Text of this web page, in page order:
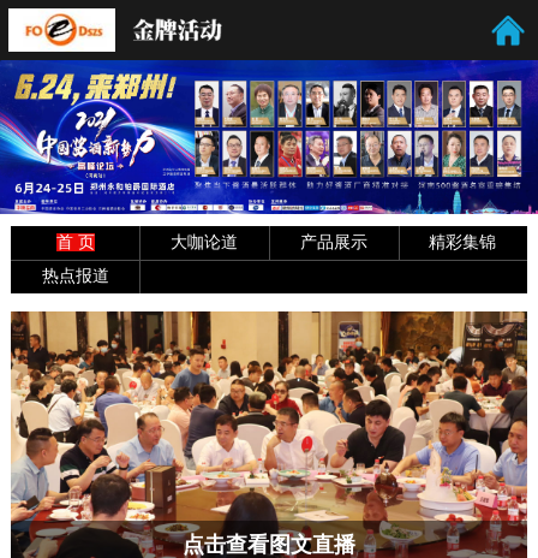
首 页 大咖论道 产品展示
精彩集锦
热点报道
点击查看图文直播